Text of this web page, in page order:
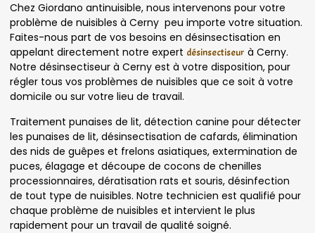
Chez Giordano antinuisible, nous intervenons pour votre
problème de nuisibles à Cerny peu importe votre situation.
Faites-nous part de vos besoins en désinsectisation en
appelant directement notre expert désinsectiseur à Cerny.
Notre désinsectiseur à Cerny est à votre disposition, pour
régler tous vos problèmes de nuisibles que ce soit à votre
domicile ou sur votre lieu de travail.
Traitement punaises de lit, détection canine pour détecter
les punaises de lit, désinsectisation de cafards, élimination
des nids de guêpes et frelons asiatiques, extermination de
puces, élagage et découpe de cocons de chenilles
processionnaires, dératisation rats et souris, désinfection
de tout type de nuisibles. Notre technicien est qualifié pour
chaque problème de nuisibles et intervient le plus
rapidement pour un travail de qualité soigné.